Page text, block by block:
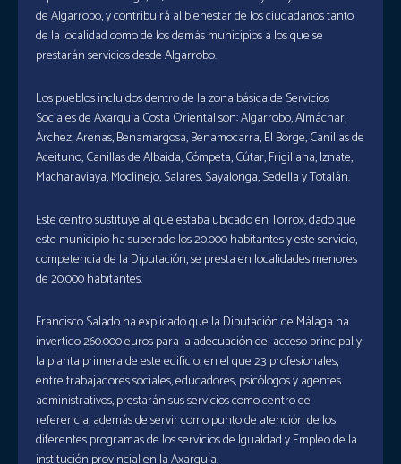
de Algarrobo, y contribuirá al bienestar de los ciudadanos tanto
de la localidad como de los demás municipios a los que se
prestarán servicios desde Algarrobo.
Los pueblos incluidos dentro de la zona básica de Servicios
Sociales de Axarquía Costa Oriental son: Algarrobo, Almáchar,
Árchez, Arenas, Benamargosa, Benamocarra, El Borge, Canillas de
Aceituno, Canillas de Albaida, Cómpeta, Cútar, Frigiliana, Iznate,
Macharaviaya, Moclinejo, Salares, Sayalonga, Sedella y Totalán.
Este centro sustituye al que estaba ubicado en Torrox, dado que
este municipio ha superado los 20.000 habitantes y este servicio,
competencia de la Diputación, se presta en localidades menores
de 20.000 habitantes.
Francisco Salado ha explicado que la Diputación de Málaga ha
invertido 260.000 euros para la adecuación del acceso principal y
la planta primera de este edificio, en el que 23 profesionales,
entre trabajadores sociales, educadores, psicólogos y agentes
administrativos, prestarán sus servicios como centro de
referencia, además de servir como punto de atención de los
diferentes programas de los servicios de Igualdad y Empleo de la